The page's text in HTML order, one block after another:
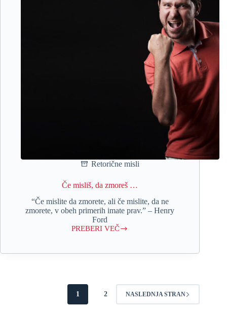
Retorične misli
Če misliš, da zmoreš …
“Če mislite da zmorete, ali če mislite, da ne
zmorete, v obeh primerih imate prav.” – Henry
Ford
PREBERI VEČ
Če
1 2 NASLEDNJA STRAN